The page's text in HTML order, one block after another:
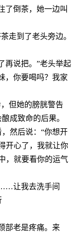
倒茶，她一边叫
走到了老头旁边。
再说把。”老头举起
，你要喝吗？我家
但她的膀胱警告
成致命的后果。
然后说：“你想开
开心了，我就让你
，就要看你的运气
让我去洗手间
部老是疼痛。来